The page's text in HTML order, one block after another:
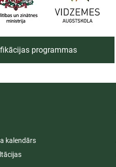
programmas
kalendārs